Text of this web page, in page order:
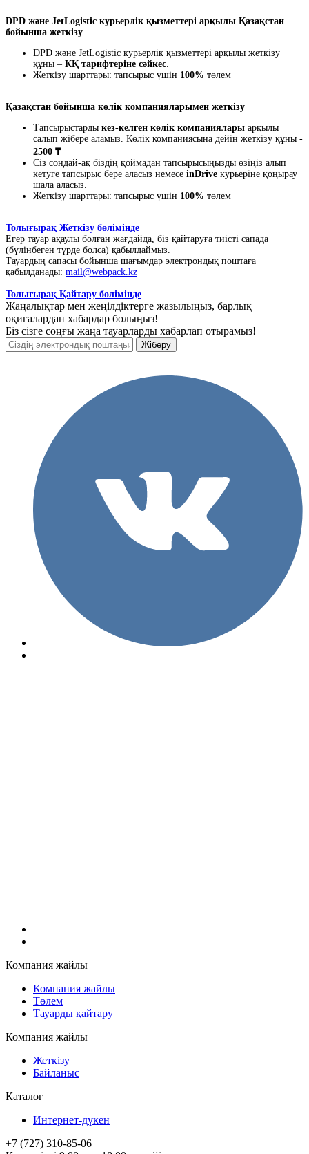
DPD және JetLogistic курьерлік қызметтері арқылы Қазақстан
бойынша жеткізу
DPD және JetLogistic курьерлік қызметтері арқылы жеткізу
құны – КҚ тарифтеріне сәйкес.
Жеткізу шарттары: тапсырыс үшін 100% төлем
Қазақстан бойынша көлік компанияларымен жеткізу
Тапсырыстарды кез-келген көлік компаниялары арқылы
салып жібере аламыз. Көлік компаниясына дейін жеткізу құны -
2500 ₸
Сіз сондай-ақ біздің қоймадан тапсырысыңызды өзіңіз алып
кетуге тапсырыс бере аласыз немесе inDrive курьеріне қоңырау
шала аласыз.
Жеткізу шарттары: тапсырыс үшін 100% төлем
Толығырақ Жеткізу бөлімінде
Егер тауар ақаулы болған жағдайда, біз қайтаруға тиісті сапада
(бүлінбеген түрде болса) қабылдаймыз.
Тауардың сапасы бойынша шағымдар электрондық поштаға
қабылданады: mail@webpack.kz
Толығырақ Қайтару бөлімінде
Жаңалықтар мен жеңілдіктерге жазылыңыз, барлық
оқиғалардан хабардар болыңыз!
Біз сізге соңғы жаңа тауарларды хабарлап отырамыз!
Компания жайлы
Компания жайлы
Төлем
Тауарды қайтару
Компания жайлы
Жеткізу
Байланыс
Каталог
Интернет-дүкен
+7 (727) 310-85-06